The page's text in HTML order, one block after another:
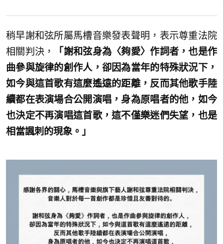
稍早謝和弦所屬馬槽音樂發表聲明，表示尊重法院
相關判決，
「謝和弦身為〈夠愛〉作詞者，也是作
曲參與旋律的創作人，卻因為當年的特殊狀況下，
如今與這首歌有這麼遙遠的距離，反而其他歌手陸
續都在表演場合公開演唱，身為原唱者的他，如今
也決定不再演唱這首歌，這不僅樂迷們失望，也是
相當諷刺的現象。」